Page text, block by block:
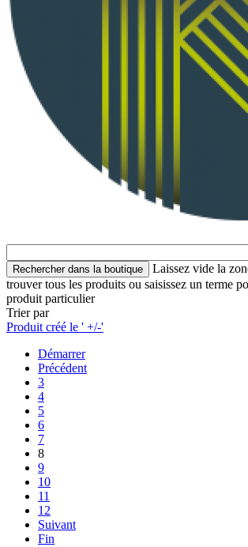
Laissez vide la
trouver tous les produits ou saisissez un terme
produit particulier
Trier par
Produit créé le ' +/-'
Démarrer
Précédent
3
4
5
6
7
8
9
10
11
12
Suivant
Fin